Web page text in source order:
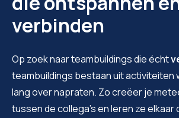
verbinden
Op zoek naar teambuildings die écht
teambuildings bestaan uit activiteiten
lang over napraten. Zo creëer je
tussen de collega’s en leren ze elkaar